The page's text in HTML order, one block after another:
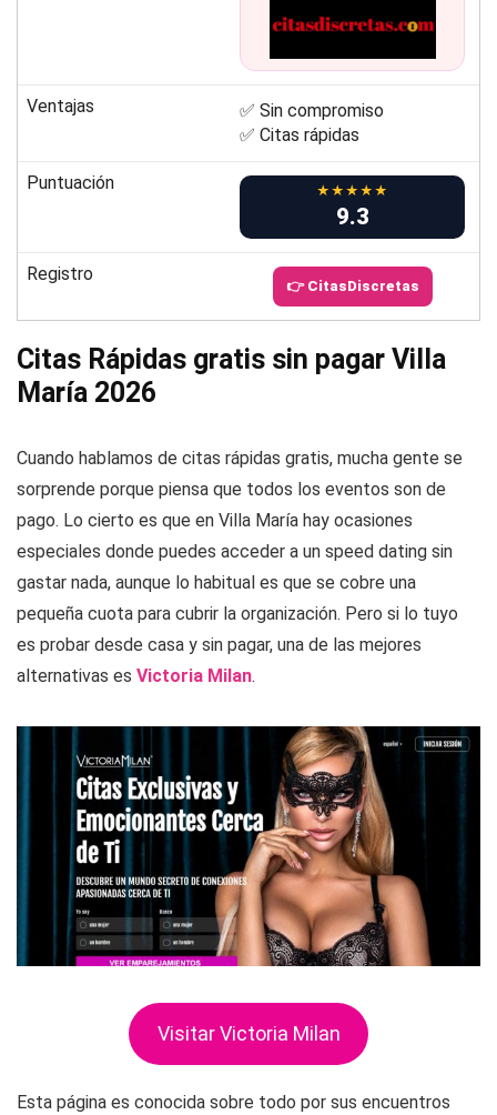
Ventajas
✅ Sin compromiso
✅ Citas rápidas
Puntuación ★★★★★
9.3
Registro
👉 CitasDiscretas
Citas Rápidas gratis sin pagar Villa
María 2026
Cuando hablamos de citas rápidas gratis, mucha gente se
sorprende porque piensa que todos los eventos son de
pago. Lo cierto es que en Villa María hay ocasiones
especiales donde puedes acceder a un speed dating sin
gastar nada, aunque lo habitual es que se cobre una
pequeña cuota para cubrir la organización. Pero si lo tuyo
es probar desde casa y sin pagar, una de las mejores
alternativas es Victoria Milan.
Visitar Victoria Milan
Esta página es conocida sobre todo por sus encuentros